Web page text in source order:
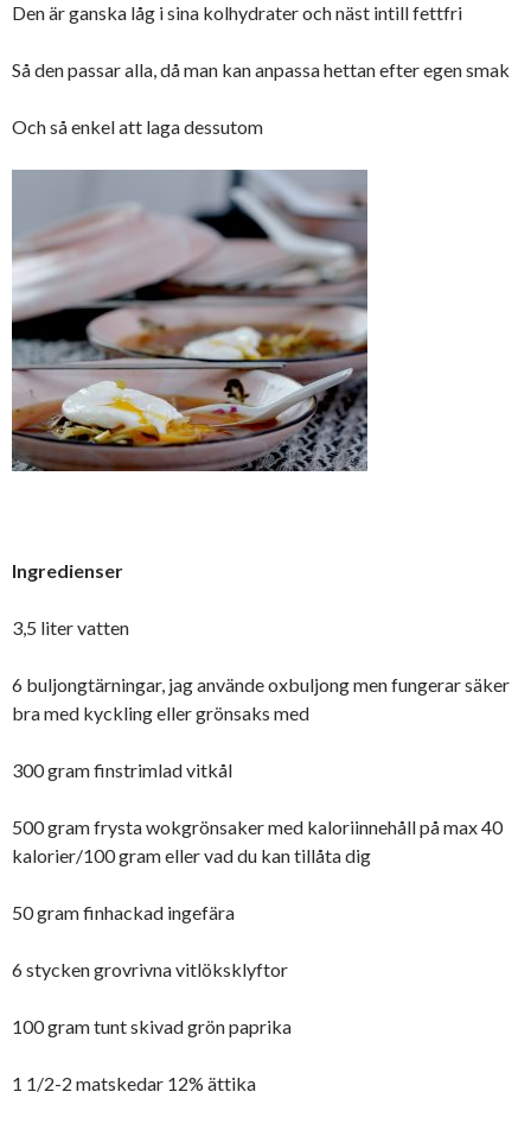
Den är ganska låg i sina kolhydrater och näst intill fettfri
Så den passar alla, då man kan anpassa hettan efter egen smak
Och så enkel att laga dessutom
Ingredienser
3,5 liter vatten
6 buljongtärningar, jag använde oxbuljong men fungerar säker
bra med kyckling eller grönsaks med
300 gram finstrimlad vitkål
500 gram frysta wokgrönsaker med kaloriinnehåll på max 40
kalorier/100 gram eller vad du kan tillåta dig
50 gram finhackad ingefära
6 stycken grovrivna vitlöksklyftor
100 gram tunt skivad grön paprika
1 1/2-2 matskedar 12% ättika